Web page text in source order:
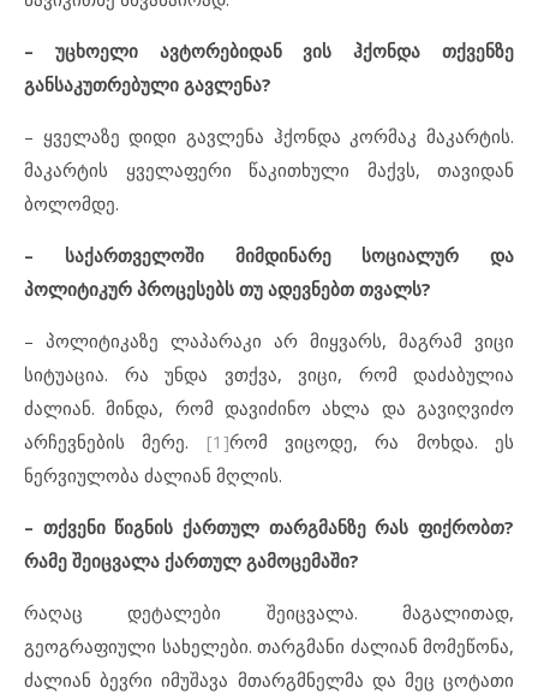
– უცხოელი ავტორებიდან ვის ჰქონდა თქვენზე
განსაკუთრებული გავლენა?
– ყველაზე დიდი გავლენა ჰქონდა კორმაკ მაკარტის.
მაკარტის ყველაფერი წაკითხული მაქვს, თავიდან
ბოლომდე.
– საქართველოში მიმდინარე სოციალურ და
პოლიტიკურ პროცესებს თუ ადევნებთ თვალს?
– პოლიტიკაზე ლაპარაკი არ მიყვარს, მაგრამ ვიცი
სიტუაცია. რა უნდა ვთქვა, ვიცი, რომ დაძაბულია
ძალიან. მინდა, რომ დავიძინო ახლა და გავიღვიძო
არჩევნების მერე. [1]რომ ვიცოდე, რა მოხდა. ეს
ნერვიულობა ძალიან მღლის.
– თქვენი წიგნის ქართულ თარგმანზე რას ფიქრობთ?
რამე შეიცვალა ქართულ გამოცემაში?
რაღაც დეტალები შეიცვალა. მაგალითად,
გეოგრაფიული სახელები. თარგმანი ძალიან მომეწონა,
ძალიან ბევრი იმუშავა მთარგმნელმა და მეც ცოტათი